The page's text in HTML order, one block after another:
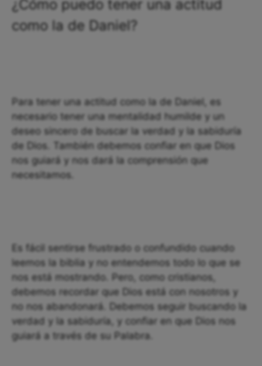
¿Cómo puedo tener una actitud
como la de Daniel?
Para tener una actitud como la de Daniel, es
necesario tener una mentalidad humilde y un
deseo sincero de buscar la verdad y la sabiduría
de Dios. También debemos confiar en que Dios
nos guiará y nos dará la comprensión que
necesitamos.
Es fácil sentirse frustrado o confundido cuando
leemos la biblia y no entendemos todo lo que se
nos está mostrando. Pero, como cristianos,
debemos recordar que Dios está con nosotros y
no nos abandonará. Debemos seguir buscando la
verdad y la sabiduría, y confiar en que Dios nos
guiará a través de su Palabra.